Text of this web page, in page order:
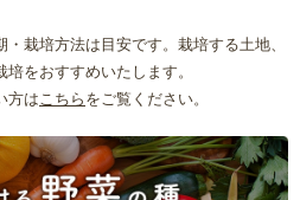
栽培方法は目安です。栽培する土地、
をおすすめいたします。
方はこちら をご覧ください。